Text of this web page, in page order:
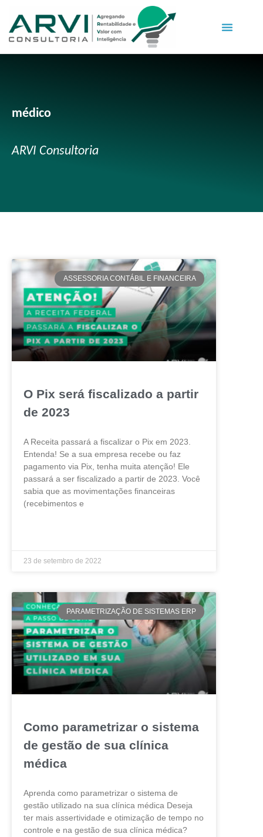
médico
ARVI Consultoria
ASSESSORIA CONTÁBIL E FINANCEIRA
O Pix será fiscalizado a partir
de 2023
A Receita passará a fiscalizar o Pix em 2023.
Entenda! Se a sua empresa recebe ou faz
pagamento via Pix, tenha muita atenção! Ele
passará a ser fiscalizado a partir de 2023. Você
sabia que as movimentações financeiras
(recebimentos e
23 de setembro de 2022
PARAMETRIZAÇÃO DE SISTEMAS ERP
Como parametrizar o sistema
de gestão de sua clínica
médica
Aprenda como parametrizar o sistema de
gestão utilizado na sua clínica médica Deseja
ter mais assertividade e otimização de tempo no
controle e na gestão de sua clínica médica?